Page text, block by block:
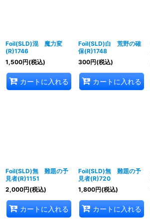
Foil(SLD)混 魔力変
(R)1746
1,500円(税込)
カートに入れる
Foil(SLD)白 荒野の確
保(R)1748
300円(税込)
カートに入れる
Foil(SLD)無 難題の予
見者(R)1151
2,000円(税込)
カートに入れる
Foil(SLD)無 難題の予
見者(R)720
1,800円(税込)
カートに入れる